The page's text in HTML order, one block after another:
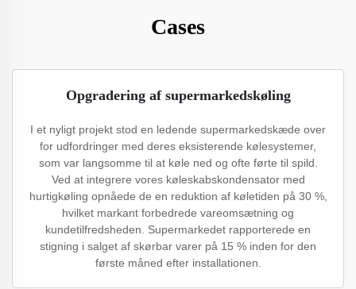
Cases
Opgradering af supermarkedskøling
I et nyligt projekt stod en ledende supermarkedskæde over
for udfordringer med deres eksisterende kølesystemer,
som var langsomme til at køle ned og ofte førte til spild.
Ved at integrere vores køleskabskondensator med
hurtigkøling opnåede de en reduktion af køletiden på 30 %,
hvilket markant forbedrede vareomsætning og
kundetilfredsheden. Supermarkedet rapporterede en
stigning i salget af skørbar varer på 15 % inden for den
første måned efter installationen.